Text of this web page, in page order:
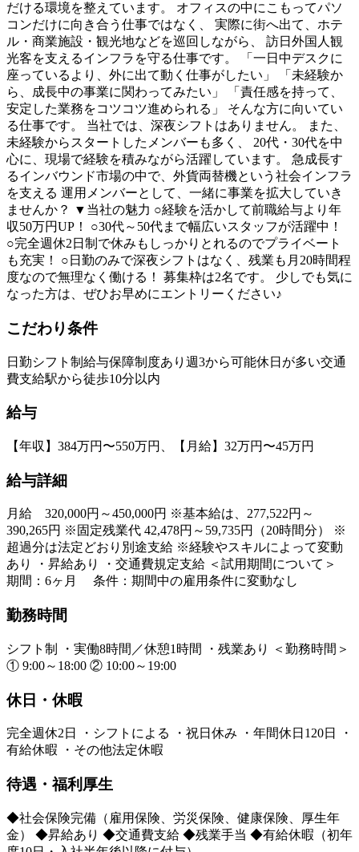
だける環境を整えています。 オフィスの中にこもってパソ
コンだけに向き合う仕事ではなく、 実際に街へ出て、ホテ
ル・商業施設・観光地などを巡回しながら、 訪日外国人観
光客を支えるインフラを守る仕事です。 「一日中デスクに
座っているより、外に出て動く仕事がしたい」 「未経験か
ら、成長中の事業に関わってみたい」 「責任感を持って、
安定した業務をコツコツ進められる」 そんな方に向いてい
る仕事です。 当社では、深夜シフトはありません。 また、
未経験からスタートしたメンバーも多く、 20代・30代を中
心に、現場で経験を積みながら活躍しています。 急成長す
るインバウンド市場の中で、外貨両替機という社会インフラ
を支える 運用メンバーとして、一緒に事業を拡大していき
ませんか？ ▼当社の魅力 ○経験を活かして前職給与より年
収50万円UP！ ○30代～50代まで幅広いスタッフが活躍中！
○完全週休2日制で休みもしっかりとれるのでプライベート
も充実！ ○日勤のみで深夜シフトはなく、残業も月20時間程
度なので無理なく働ける！ 募集枠は2名です。 少しでも気に
なった方は、ぜひお早めにエントリーください♪
こだわり条件
日勤シフト制 給与保障制度あり 週3から可能休日が多い交通
費支給駅から徒歩10分以内
給与
【年収】384万円〜550万円、【月給】32万円〜45万円
給与詳細
月給 320,000円～450,000円 ※基本給は、277,522円～
390,265円 ※固定残業代 42,478円～59,735円（20時間分） ※
超過分は法定どおり別途支給 ※経験やスキルによって変動
あり ・昇給あり ・交通費規定支給 ＜試用期間について＞
期間：6ヶ月 条件：期間中の雇用条件に変動なし
勤務時間
シフト制 ・実働8時間／休憩1時間 ・残業あり ＜勤務時間＞
① 9:00～18:00 ② 10:00～19:00
休日・休暇
完全週休2日 ・シフトによる ・祝日休み ・年間休日120日 ・
有給休暇 ・その他法定休暇
待遇・福利厚生
◆社会保険完備（雇用保険、労災保険、健康保険、厚生年
金） ◆昇給あり ◆交通費支給 ◆残業手当 ◆有給休暇（初年